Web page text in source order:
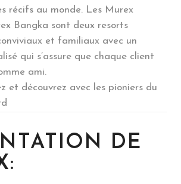
récifs au monde. Les Murex
Bangka sont deux resorts
et familiaux avec un
qui s’assure que chaque client
ami.
et découvrez avec les pioniers du
DE